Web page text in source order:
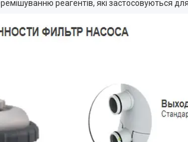
реагентів, які застосовуються